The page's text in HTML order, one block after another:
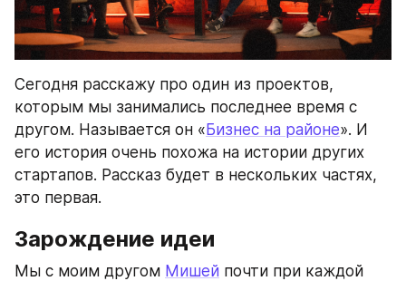
Сегодня расскажу про один из проектов,
которым мы занимались последнее время с
другом. Называется он « Бизнес на районе». И
его история очень похожа на истории других
стартапов. Рассказ будет в нескольких частях,
это первая.
Зарождение идеи
Мы с моим другом Мишей почти при каждой